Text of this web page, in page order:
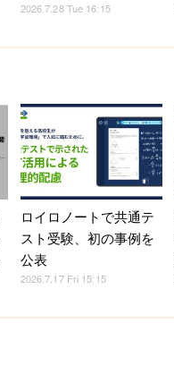
2026.7.28 Tue 16:15
ロイロノートで共通テ
スト受験、初の事例を
公表
2026.7.17 Fri 15:15